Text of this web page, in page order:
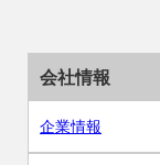
会社情報
企業情報